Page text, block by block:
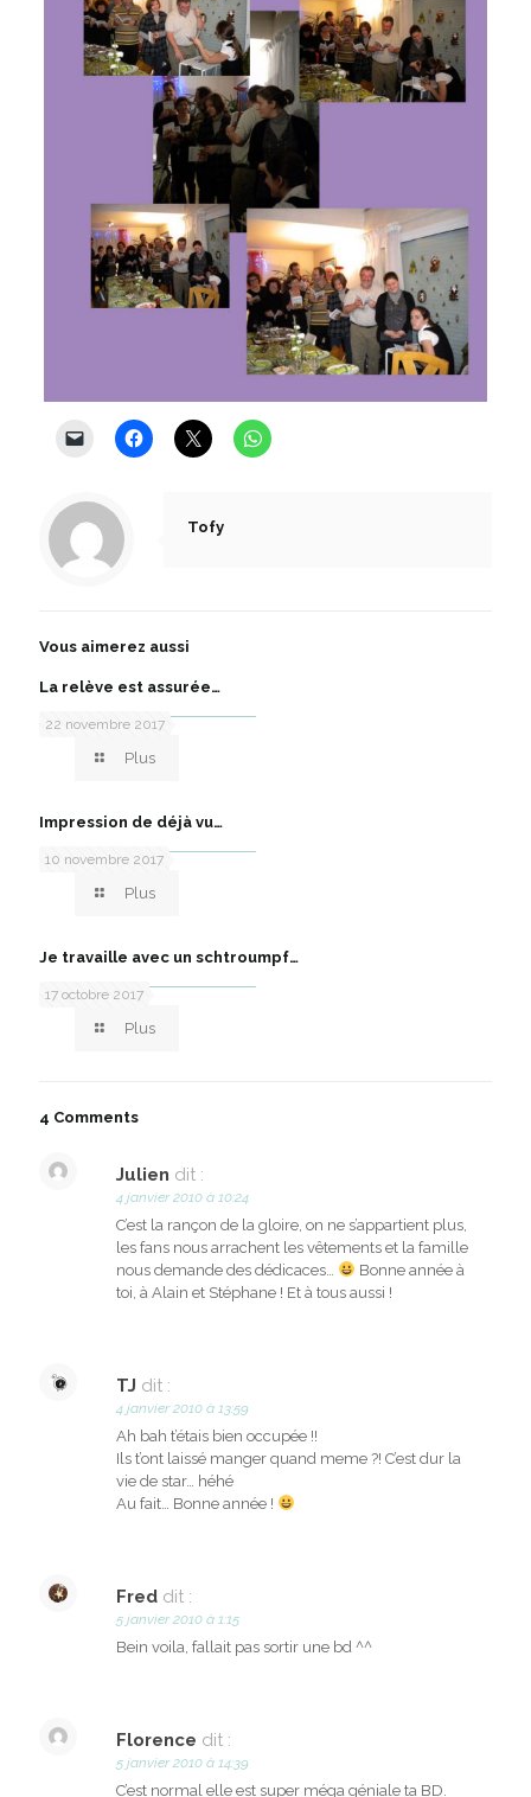
Tofy
Vous aimerez aussi
22 novembre 2017
La relève est assurée…
Plus
10 novembre 2017
Impression de déjà vu…
Plus
17 octobre 2017
Je travaille avec un schtroumpf…
Plus
4 Comments
Julien dit :
4 janvier 2010 à 10:24
C’est la rançon de la gloire, on ne s’appartient plus,
les fans nous arrachent les vêtements et la famille
nous demande des dédicaces…
Bonne année à
toi, à Alain et Stéphane ! Et à tous aussi !
TJ dit :
4 janvier 2010 à 13:59
Ah bah t’étais bien occupée !!
Ils t’ont laissé manger quand meme ?! C’est dur la
vie de star… héhé
Au fait… Bonne année !
Fred dit :
5 janvier 2010 à 1:15
Bein voila, fallait pas sortir une bd ^^
Florence dit :
5 janvier 2010 à 14:39
C’est normal elle est super méga géniale ta BD.